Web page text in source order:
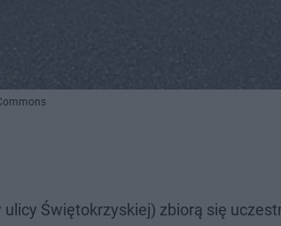
ulicy Świętokrzyskiej) zbiorą się